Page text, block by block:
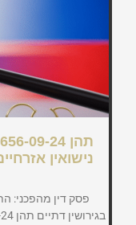
נישואין
פסק דין מהפכני: